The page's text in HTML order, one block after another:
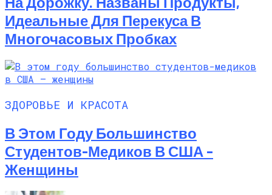
Идеальные Для Перекуса В
Многочасовых Пробках
ЗДОРОВЬЕ И КРАСОТА
В Этом Году Большинство
Студентов-Медиков В США –
Женщины